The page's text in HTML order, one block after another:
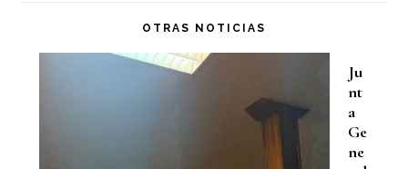
OTRAS NOTICIAS
Ju
nt
a
Ge
ne